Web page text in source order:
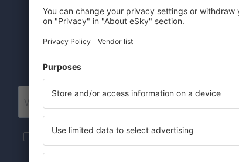
Levné lety, dovolené, eurovíkendy -
akčních letenkách dříve
Více cestování za skvělé ceny v newsletteru.
newsletteru) od eSky.pl S.A. na mnou poskytnutou e-